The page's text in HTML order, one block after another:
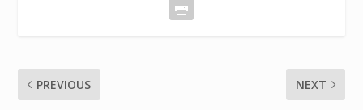
PREVIOUS NEXT